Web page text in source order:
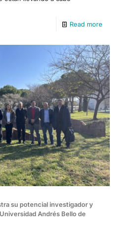
Read more
su potencial investigador y
Andrés Bello de